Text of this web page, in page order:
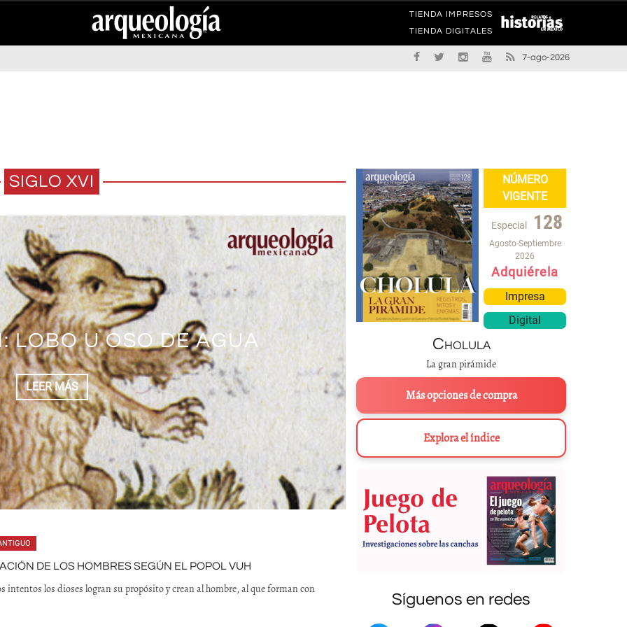
TIENDA IMPRESOS
TIENDA DIGITALES
7-ago-2026
SIGLO XVI
LOBO U OSO DE AGUA
LEER MÁS
GIGANTES Y HÉROES
LEER MÁS
QUE TENÍAN LOS INDIOS
ANÁHUAC O MÉXICO
LEER MÁS
Y ACAXOCHITLÁN,
HIDALGO
LEER MÁS
PUNTOS DE INTERÉS
LEER MÁS
REAL MINERO
LEER MÁS
DE LOS HOMBRES SEGÚN EL POPOL VUH
intentos los dioses logran su propósito y crean al hombre, al que forman con
NÚMERO
VIGENTE
Especial 128
Agosto-Septiembre
2026
Adquiérela
Impresa
Digital
Cholula
La gran pirámide
Más opciones de compra
Explora el índice
Síguenos en redes